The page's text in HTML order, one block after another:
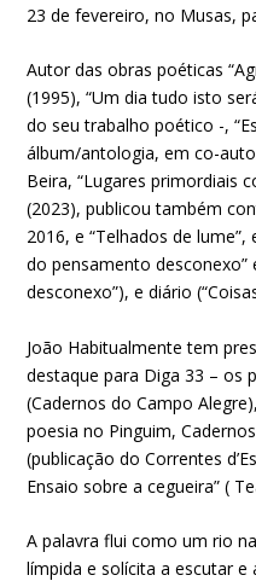
23 de fevereiro, no Musas,
Autor das obras poéticas
(1995), “Um dia tudo isto
do seu trabalho poético -,
álbum/antologia, em co-
Beira, “Lugares primordiais
(2023), publicou também
2016, e “Telhados de
do pensamento
desconexo”), e diário
João Habitualmente tem
destaque para Diga 33 – os
(Cadernos do Campo
poesia no Pinguim,
(publicação do Correntes
Ensaio sobre a cegueira” (
A palavra flui como um rio
límpida e solícita a escutar e